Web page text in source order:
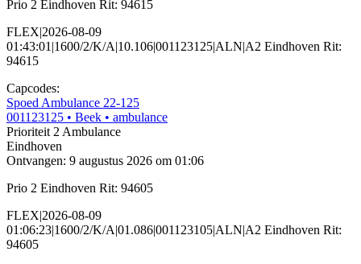
Prio 2 Eindhoven Rit: 94615
FLEX|2026-08-09
01:43:01|1600/2/K/A|10.106|001123125|ALN|A2 Eindhoven Rit:
94615
Capcodes:
Spoed Ambulance 22-125
001123125 • Beek • ambulance
Prioriteit 2Ambulance
Eindhoven
Ontvangen: 9 augustus 2026 om 01:06
Prio 2 Eindhoven Rit: 94605
FLEX|2026-08-09
01:06:23|1600/2/K/A|01.086|001123105|ALN|A2 Eindhoven Rit:
94605